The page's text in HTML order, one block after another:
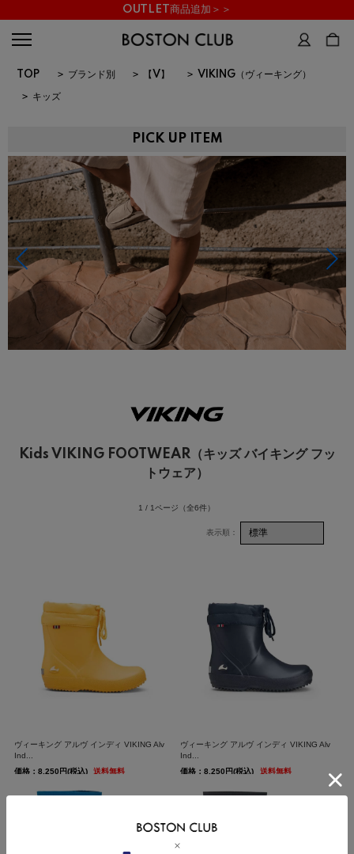
OUTLET商品追加＞＞
TOP > ブランド別 > 【V】 > VIKING（ヴィーキング）
> キッズ
PICK UP ITEM
Kids VIKING FOOTWEAR（キッズ バイキング フッ
トウェア）
1 / 1ページ （全6件）
ヴィーキング アルヴ インディ VIKING Alv
Ind...
価格：8,250円(税込)
送料無料
ヴィーキング アルヴ インディ VIKING Alv
Ind...
価格：8,250円(税込)
送料無料